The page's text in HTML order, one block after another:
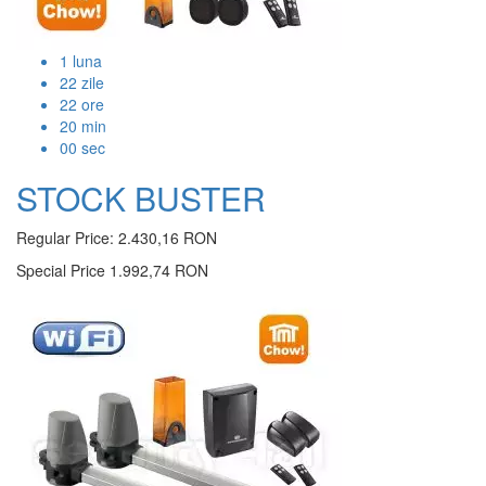
1 luna
22 zile
22 ore
20 min
00 sec
STOCK BUSTER
Regular Price: 2.430,16 RON
Special Price 1.992,74 RON